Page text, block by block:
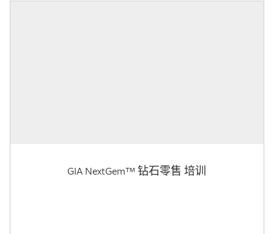
GIA NextGem™ 钻石零售 培训